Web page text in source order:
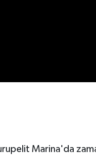
Marina'da